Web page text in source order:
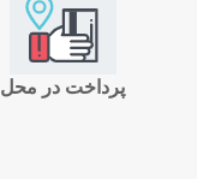
پرداخت در محل